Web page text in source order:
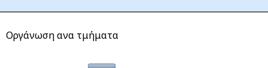
Οργάνωση ανα τμήματα